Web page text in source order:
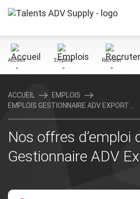
Accueil Emplois Recruter
ACCUEIL
EMPLOIS
EMPLOIS GESTIONNAIRE ADV EXPORT ...
Nos offres d’emploi
Gestionnaire ADV